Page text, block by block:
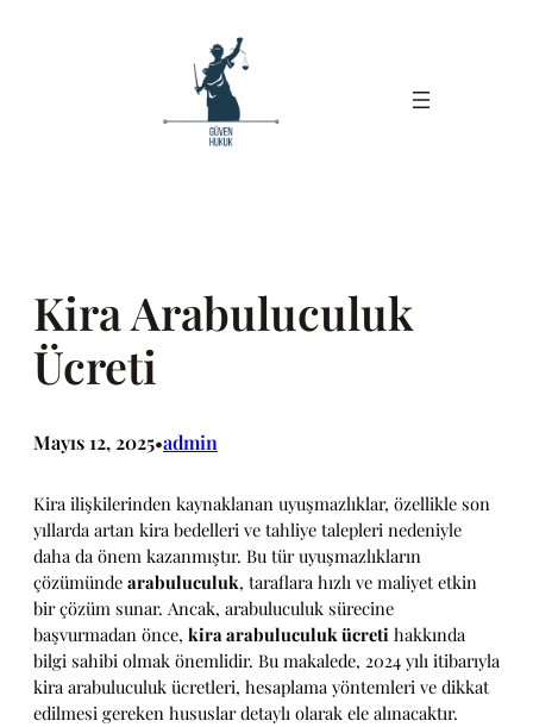
Kira Arabuluculuk
Ücreti
Mayıs 12, 2025•admin
Kira ilişkilerinden kaynaklanan uyuşmazlıklar, özellikle son
yıllarda artan kira bedelleri ve tahliye talepleri nedeniyle
daha da önem kazanmıştır. Bu tür uyuşmazlıkların
çözümünde arabuluculuk, taraflara hızlı ve maliyet etkin
bir çözüm sunar. Ancak, arabuluculuk sürecine
başvurmadan önce, kira arabuluculuk ücreti hakkında
bilgi sahibi olmak önemlidir. Bu makalede, 2024 yılı itibarıyla
kira arabuluculuk ücretleri, hesaplama yöntemleri ve dikkat
edilmesi gereken hususlar detaylı olarak ele alınacaktır.